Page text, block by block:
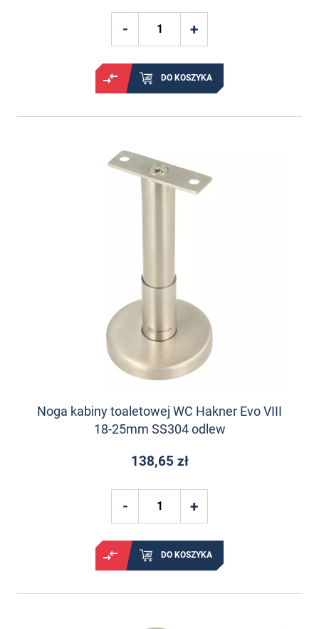
DO KOSZYKA
Noga kabiny toaletowej WC Hakner Evo VIII
18-25mm SS304 odlew
138,65 zł
DO KOSZYKA